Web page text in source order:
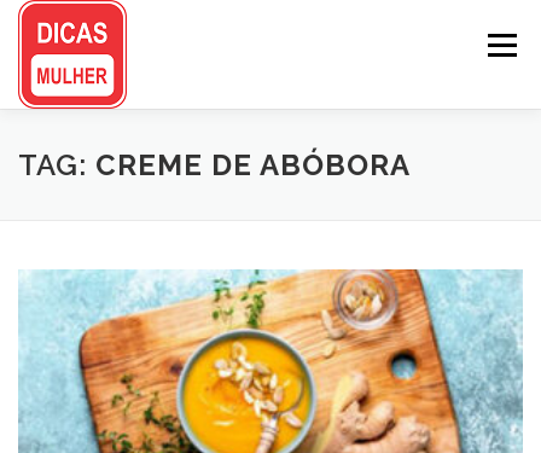
Pular
conteúdo
Menu
TAG: CREME DE ABÓBORA